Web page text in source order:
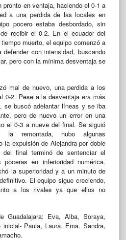
en ventaja, haciendo el 0-1 a
a una perdida de las locales en
pocero estaba desbordado, sin
recibir el 0-2. En el ecuador del
muerto, el equipo comenzó a
con intensidad, buscando
pero con la mínima desventaja se
mal de nuevo, una perdida a los
0-2. Pese a la desventaja era más
se buscó adelantar líneas y se iba
pero de nuevo un error en una
el 0-3 a nueve del final. Se siguió
la remontada, hubo algunas
la expulsión de Alejandra por doble
final terminó de sentenciar el
en inferioridad numérica.
la superioridad y a un minuto de
El equipo sigue creciendo,
a los rivales ya que ellos no
Guadalajara: Eva, Alba, Soraya,
Paula, Laura, Ema, Sandra,